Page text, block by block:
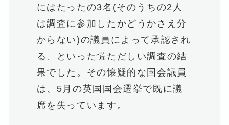
にはたったの3名(そのうちの2人
は調査に参加したかどうかさえ分
からない)の議員によって承認され
る、といった慌ただしい調査の結
果でした。その懐疑的な国会議員
は、5月の英国国会選挙で既に議
席を失っています。